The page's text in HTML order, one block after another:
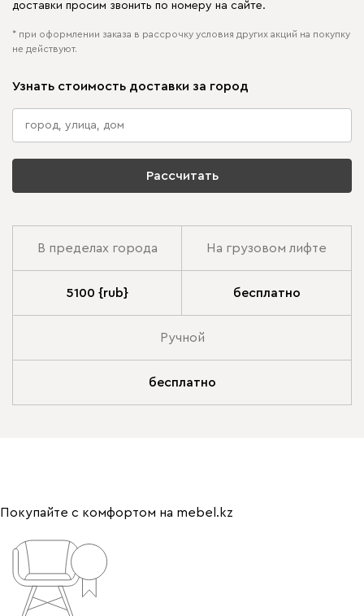
доставки просим звонить по номеру на сайте.
* при оформлении заказа в рассрочку условия других акций на покупку
не действуют.
Узнать стоимость доставки за город
Рассчитать
В пределах города На грузовом лифте
5100 {rub} бесплатно
Ручной
бесплатно
Покупайте с комфортом на mebel.kz